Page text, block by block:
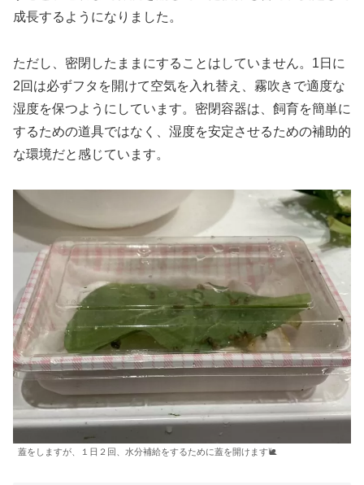
成長するようになりました。
ただし、密閉したままにすることはしていません。1日に
2回は必ずフタを開けて空気を入れ替え、霧吹きで適度な
湿度を保つようにしています。密閉容器は、飼育を簡単に
するための道具ではなく、湿度を安定させるための補助的
な環境だと感じています。
蓋をしますが、１日２回、水分補給をするために蓋を開けます🐌